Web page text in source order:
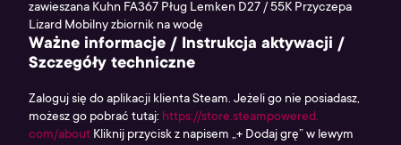
zawieszana Kuhn FA367 Pług Lemken D27 / 55K Przyczepa
Lizard Mobilny zbiornik na wodę
Ważne informacje / Instrukcja aktywacji /
Szczegóły techniczne
Zaloguj się do aplikacji klienta Steam. Jeżeli go nie posiadasz,
możesz go pobrać tutaj: https://store.steampowered.
com/about Kliknij przycisk z napisem „+ Dodaj grę” w lewym